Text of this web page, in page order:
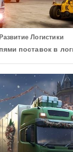
Логистики
поставок в